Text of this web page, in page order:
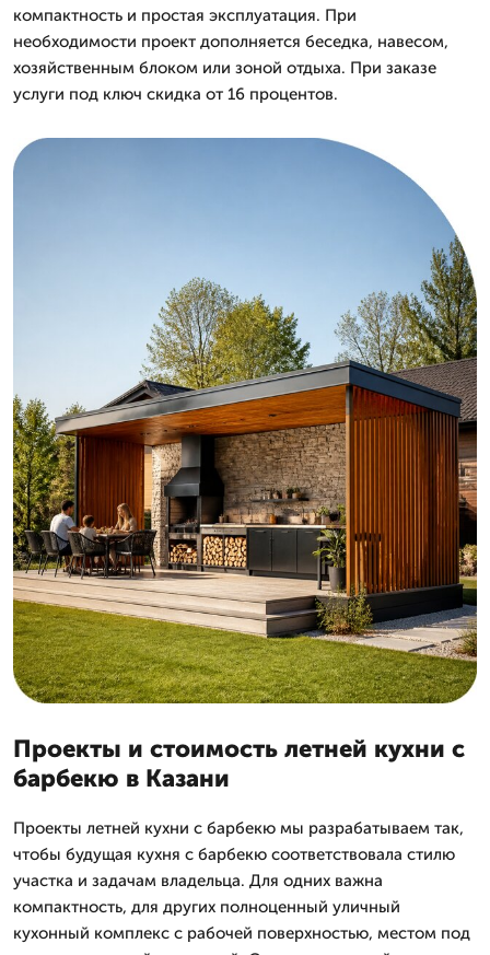
компактность и простая эксплуатация. При
необходимости проект дополняется беседка, навесом,
хозяйственным блоком или зоной отдыха. При заказе
услуги под ключ скидка от 16 процентов.
Проекты и стоимость летней кухни с
барбекю в Казани
Проекты летней кухни с барбекю мы разрабатываем так,
чтобы будущая кухня с барбекю соответствовала стилю
участка и задачам владельца. Для одних важна
компактность, для других полноценный уличный
кухонный комплекс с рабочей поверхностью, местом под